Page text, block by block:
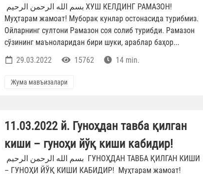
Муҳтарам жамоат! Муборак кунлар остонасида турибмиз.
Ойларнинг султони Рамазон соя солиб турибди. Рамазон
сўзининг маъноларидан бири шуки, араблар баҳор...
29.03.2022
15762 14 min.
Жума мавъизалари
11.03.2022 й. Гуноҳдан тавба қилган
киши – гуноҳи йўқ киши кабидир!
– ГУНОҲИ ЙЎҚ КИШИ КАБИДИР! Муҳтарам жамоат!